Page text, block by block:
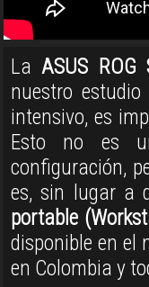
LaASUS ROG
nuestro
intensivo, es
Esto no es
configuración,
es, sin lugar a
portable
disponible en el
en Colombia y